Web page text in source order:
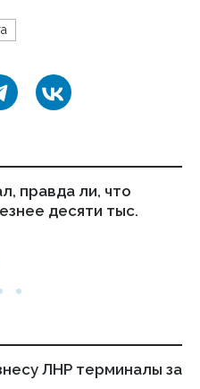
правда ли, что
десяти тыс.
ЛНР терминалы за